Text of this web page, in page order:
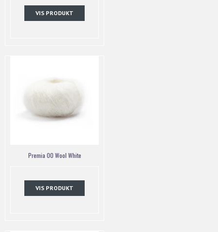
VIS PRODUKT
Premia 00 Wool White
VIS PRODUKT